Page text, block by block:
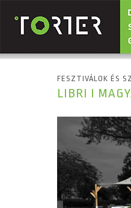
Ugrás a tartalomra
FESZTIVÁLOK ÉS
LIBRI I